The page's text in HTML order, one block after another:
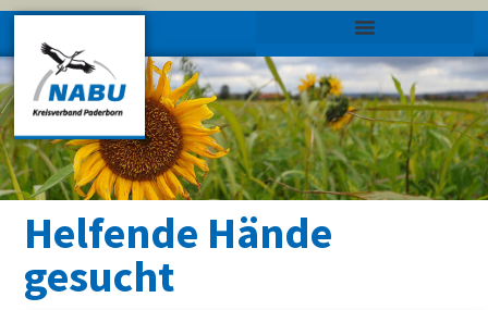
Helfende Hände
gesucht